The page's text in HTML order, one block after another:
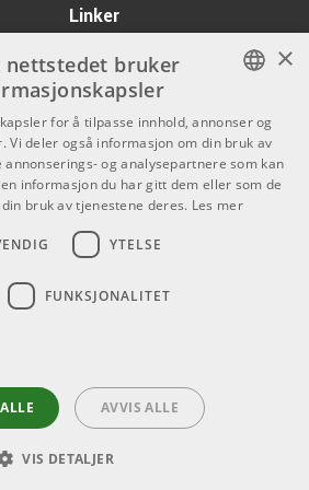
BAG
1008458
Rhythm Kr 455/stk
Linker
Om Oss
Kontakt oss
Kjøpsvilkår
Butikken
Varemerker
0555 Oslo
NORWEGIAN
×
nettstedet bruker
for å tilpasse innhold, annonser og
Vi deler også informasjon om din bruk av
og analysepartnere som kan
informasjon du har gitt dem eller som de
bruk av tjenestene deres. Les mer
YTELSE
FUNKSJONALITET
AVVIS ALLE
VIS DETALJER